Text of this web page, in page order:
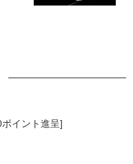
イント進呈]